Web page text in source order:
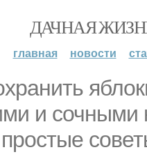
ДАЧНАЯ
главная новости
и сочными